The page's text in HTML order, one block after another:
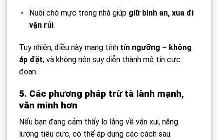
Nuôi chó mực trong nhà giúp giữ bình an, xua đi
vận rủi
Tuy nhiên, điều này mang tính tín ngưỡng – không
áp đặt, và không nên suy diễn thành mê tín cực
đoan.
5. Các phương pháp trừ tà lành mạnh,
văn minh hơn
Nếu bạn đang cảm thấy lo lắng về vận xui, năng
lượng tiêu cực, có thể áp dụng các cách sau: